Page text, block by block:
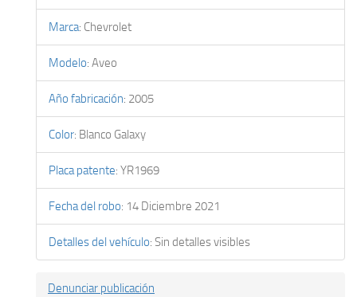
Marca: Chevrolet
Modelo: Aveo
Año fabricación: 2005
Color: Blanco Galaxy
Placa patente: YR1969
Fecha del robo: 14 Diciembre 2021
Detalles del vehículo: Sin detalles visibles
Denunciar publicación